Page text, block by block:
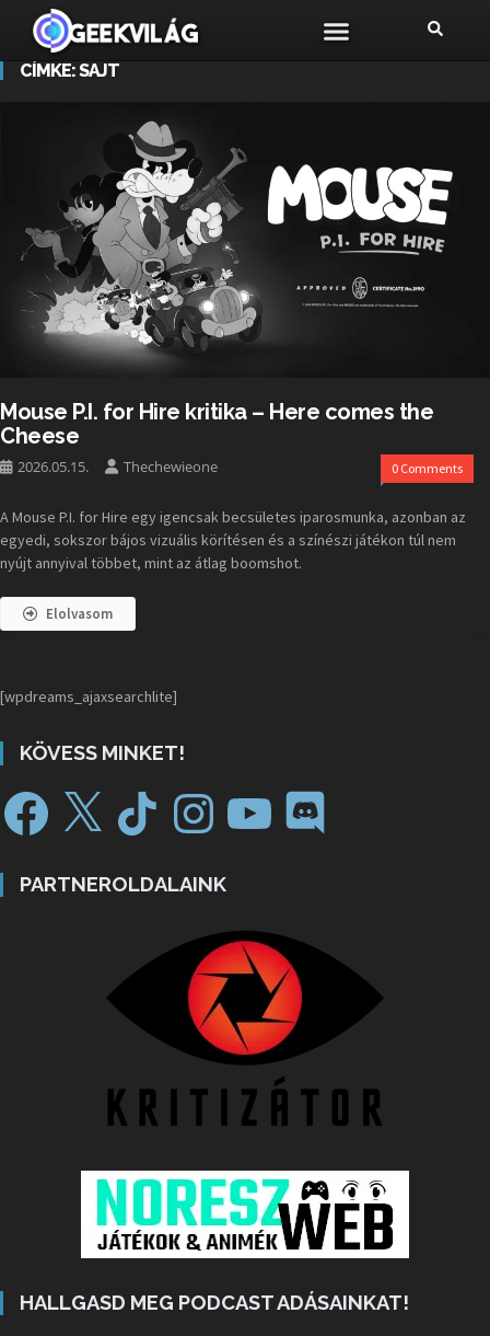
CÍMKE:SAJT
Mouse P.I. for Hire kritika – Here comes the
Cheese
2026.05.15. Thechewieone 0 Comments
A Mouse P.I. for Hire egy igencsak becsületes iparosmunka, azonban az
egyedi, sokszor bájos vizuális körítésen és a színészi játékon túl nem
nyújt annyival többet, mint az átlag boomshot.
Elolvasom
[wpdreams_ajaxsearchlite]
KÖVESS MINKET!
PARTNEROLDALAINK
HALLGASD MEG PODCAST ADÁSAINKAT!